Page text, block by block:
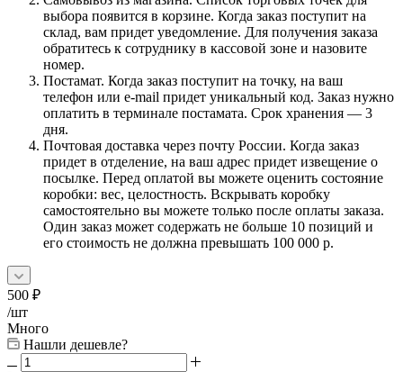
выбора появится в корзине. Когда заказ поступит на
склад, вам придет уведомление. Для получения заказа
обратитесь к сотруднику в кассовой зоне и назовите
номер.
Постамат. Когда заказ поступит на точку, на ваш
телефон или e-mail придет уникальный код. Заказ нужно
оплатить в терминале постамата. Срок хранения — 3
дня.
Почтовая доставка через почту России. Когда заказ
придет в отделение, на ваш адрес придет извещение о
посылке. Перед оплатой вы можете оценить состояние
коробки: вес, целостность. Вскрывать коробку
самостоятельно вы можете только после оплаты заказа.
Один заказ может содержать не больше 10 позиций и
его стоимость не должна превышать 100 000 р.
500 ₽
/шт
Много
Нашли дешевле?